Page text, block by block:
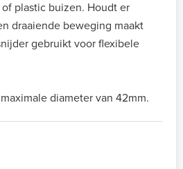
plastic buizen. Houdt er
draaiende beweging maakt
gebruikt voor flexibele
diameter van 42mm.